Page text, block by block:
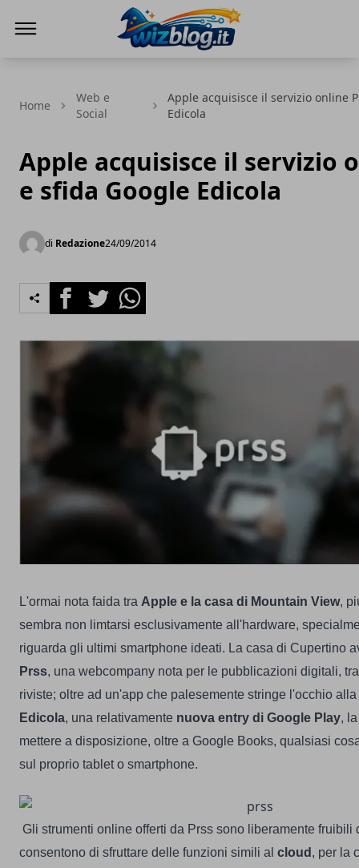
Home
Web e
Social
Apple acquisisce il servizio online
Edicola
Apple acquisisce il servizio
e sfida Google Edicola
di Redazione24/09/2014
FacebookTwitterWhatsapp
L'ormai nota faida tra Apple e la casa di Mountain View,
sembra non limtarsi esclusivamente all'hardware,
riguarda gli ultimi smartphone ideati. La casa di Cupertino
Prss, una webcompany nota per le pubblicazioni digitali,
riviste; oltre ad un'app che palesemente stringe l'occhio
Edicola, una relativamente nuova entry di Google Play,
mettere a disposizione, oltre a Google Books, qualsiasi
sul proprio tablet o smartphone.
Gli strumenti online offerti da Prss sono liberamente fruibili
consentono di sfruttare delle funzioni simili al cloud , per la